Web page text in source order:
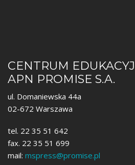
CENTRUM
APN PROMISE S.A.
ul. Domaniewska 44a
02-672 Warszawa
tel. 22 35 51 642
fax. 22 35 51 699
mail: mspress@promise.pl